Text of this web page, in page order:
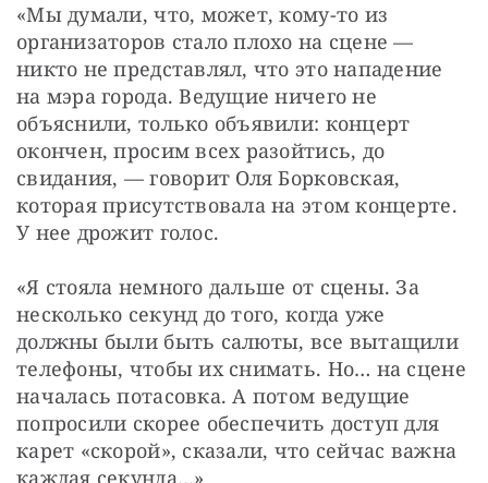
«Мы думали, что, может, кому-то из
организаторов стало плохо на сцене —
никто не представлял, что это нападение
на мэра города. Ведущие ничего не
объяснили, только объявили: концерт
окончен, просим всех разойтись, до
свидания, — говорит Оля Борковская,
которая присутствовала на этом концерте.
У нее дрожит голос.
«Я стояла немного дальше от сцены. За
несколько секунд до того, когда уже
должны были быть салюты, все вытащили
телефоны, чтобы их снимать. Но… на сцене
началась потасовка. А потом ведущие
попросили скорее обеспечить доступ для
карет «скорой», сказали, что сейчас важна
каждая секунда…»